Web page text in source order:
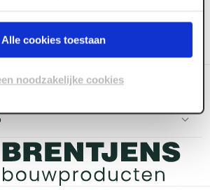
Alle cookies toestaan
noodzakelijke cookies